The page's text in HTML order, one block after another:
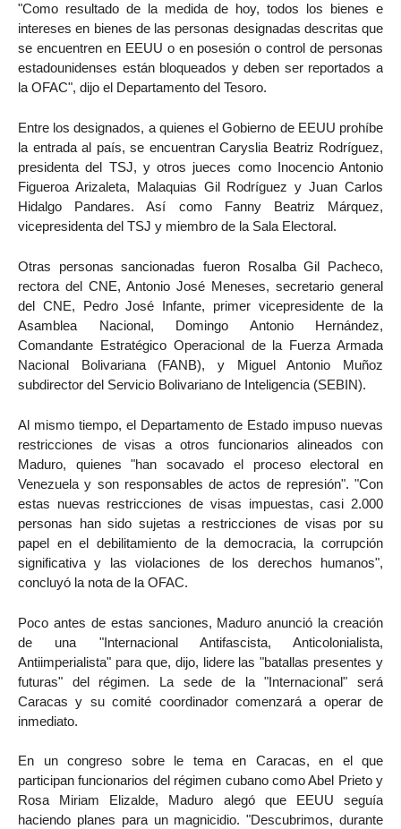
"Como resultado de la medida de hoy, todos los bienes e
intereses en bienes de las personas designadas descritas que
se encuentren en EEUU o en posesión o control de personas
estadounidenses están bloqueados y deben ser reportados a
la OFAC", dijo el Departamento del Tesoro.
Entre los designados, a quienes el Gobierno de EEUU prohíbe
la entrada al país, se encuentran Caryslia Beatriz Rodríguez,
presidenta del TSJ, y otros jueces como Inocencio Antonio
Figueroa Arizaleta, Malaquias Gil Rodríguez y Juan Carlos
Hidalgo Pandares. Así como Fanny Beatriz Márquez,
vicepresidenta del TSJ y miembro de la Sala Electoral.
Otras personas sancionadas fueron Rosalba Gil Pacheco,
rectora del CNE, Antonio José Meneses, secretario general
del CNE, Pedro José Infante, primer vicepresidente de la
Asamblea Nacional, Domingo Antonio Hernández,
Comandante Estratégico Operacional de la Fuerza Armada
Nacional Bolivariana (FANB), y Miguel Antonio Muñoz
subdirector del Servicio Bolivariano de Inteligencia (SEBIN).
Al mismo tiempo, el Departamento de Estado impuso nuevas
restricciones de visas a otros funcionarios alineados con
Maduro, quienes "han socavado el proceso electoral en
Venezuela y son responsables de actos de represión". "Con
estas nuevas restricciones de visas impuestas, casi 2.000
personas han sido sujetas a restricciones de visas por su
papel en el debilitamiento de la democracia, la corrupción
significativa y las violaciones de los derechos humanos",
concluyó la nota de la OFAC.
Poco antes de estas sanciones, Maduro anunció la creación
de una "Internacional Antifascista, Anticolonialista,
Antiimperialista" para que, dijo, lidere las "batallas presentes y
futuras" del régimen. La sede de la "Internacional" será
Caracas y su comité coordinador comenzará a operar de
inmediato.
En un congreso sobre le tema en Caracas, en el que
participan funcionarios del régimen cubano como Abel Prieto y
Rosa Miriam Elizalde, Maduro alegó que EEUU seguía
haciendo planes para un magnicidio. "Descubrimos, durante